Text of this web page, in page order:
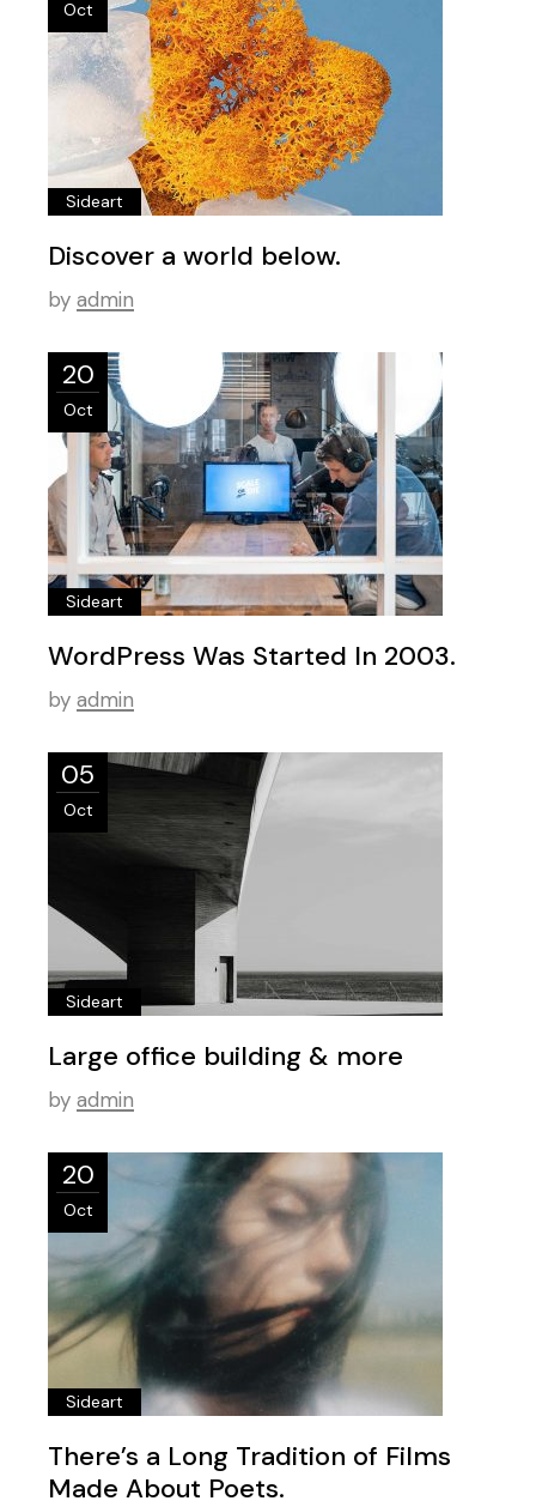
Oct
Sideart
Discover a world below.
by admin
20
Oct
Sideart
WordPress Was Started In 2003.
by admin
05
Oct
Sideart
Large office building & more
by admin
20
Oct
Sideart
There’s a Long Tradition of Films
Made About Poets.